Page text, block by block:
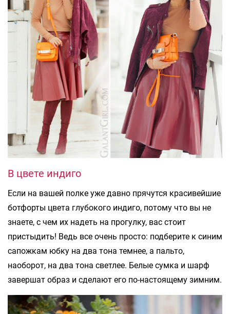
В цвете индиго
Если на вашей полке уже давно прячутся красивейшие
ботфорты цвета глубокого индиго, потому что вы не
знаете, с чем их надеть на прогулку, вас стоит
пристыдить! Ведь все очень просто: подберите к синим
сапожкам юбку на два тона темнее, а пальто,
наоборот, на два тона светлее. Белые сумка и шарф
завершат образ и сделают его по-настоящему зимним.